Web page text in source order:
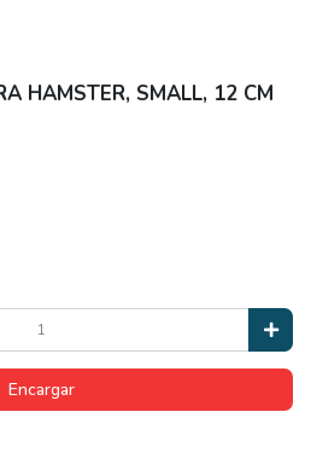
HAMSTER, SMALL, 12 CM
Encargar